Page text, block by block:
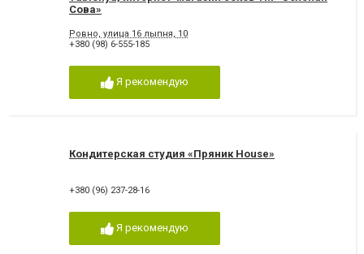
Сова»
Ровно, улица 16 лыпня, 10
+380 (98) 6-555-185
Я рекомендую
Кондитерская студия «Пряник House»
+380 (96) 237-28-16
Я рекомендую